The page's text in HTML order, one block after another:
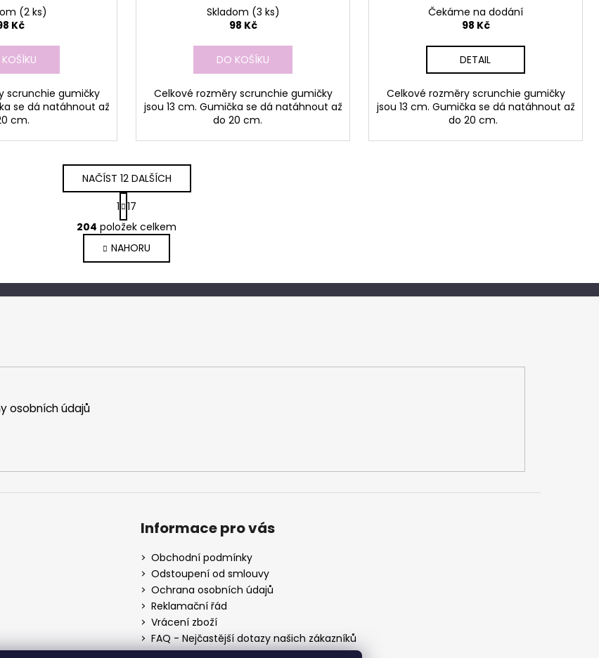
(2 ks)
Kč
scrunchie gumičky
se dá natáhnout až
cm.
Skladom (3 ks)
98 Kč
DO KOŠÍKU
Celkové rozměry scrunchie gumičky
jsou 13 cm. Gumička se dá natáhnout až
do 20 cm.
Čekáme na dodání
98 Kč
DETAIL
Celkové rozměry scrunchie gumičky
jsou 13 cm. Gumička se dá natáhnout až
do 20 cm.
O
v
l
á
d
a
i
u
NAČÍST 12 DALŠÍCH
S
t
r
á
n
k
1 17
204 položek celkem
NAHORU
osobních údajů
Informace pro vás
Obchodní podmínky
Odstoupení od smlouvy
Ochrana osobních údajů
Reklamační řád
Vrácení zboží
FAQ - Nejčastější dotazy našich zákazníků
Mapa braiderek